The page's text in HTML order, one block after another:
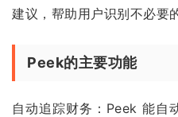
建议，帮助用户识别不必要
Peek的主要功能
自动追踪财务：Peek 能自